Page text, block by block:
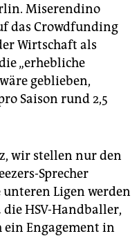
Miserendino
das Crowdfunding
Wirtschaft als
„erhebliche
geblieben,
Saison rund 2,5
wir stellen nur den
Sprecher
unteren Ligen werden
die HSV-Handballer,
ein Engagement in